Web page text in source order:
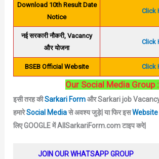
Download 10th Result Date
Notice
Click
नई सरकारी नौकरी, Vacancy
और योजना
Click
BSEB Official Website Click
Our Social Media Group
इसी तरह कीSarkari Formऔर Sarkari job Vacancy
हमारेSocial Mediaसे अवश्य जुड़े| या फिर इसWebsite
लिए GOOGLE में AllSarkariForm.com टाइप करे|
JOIN OUR WHATSAPP GROUP